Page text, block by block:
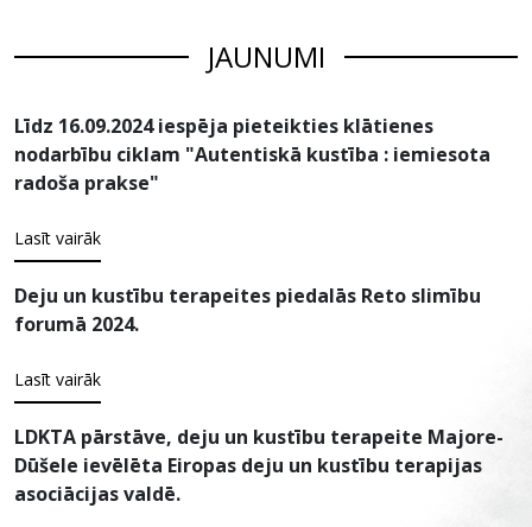
JAUNUMI
Līdz 16.09.2024 iespēja pieteikties klātienes
nodarbību ciklam "Autentiskā kustība : iemiesota
radoša prakse"
Lasīt vairāk
Deju un kustību terapeites piedalās Reto slimību
forumā 2024.
Lasīt vairāk
LDKTA pārstāve, deju un kustību terapeite Majore-
Dūšele ievēlēta Eiropas deju un kustību terapijas
asociācijas valdē.